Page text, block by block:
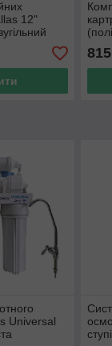
12"
вугільний
815
Universal